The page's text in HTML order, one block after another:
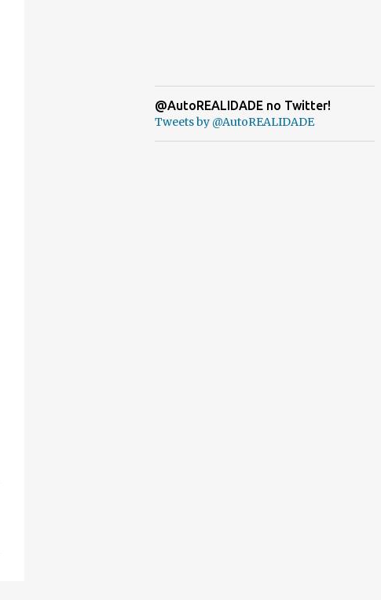
@AutoREALIDADE no Twitter!
Tweets by @AutoREALIDADE